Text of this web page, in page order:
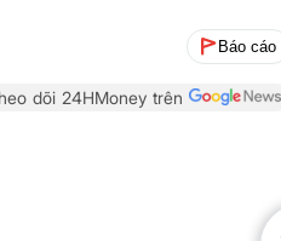
Báo cáo
dõi 24HMoney trên